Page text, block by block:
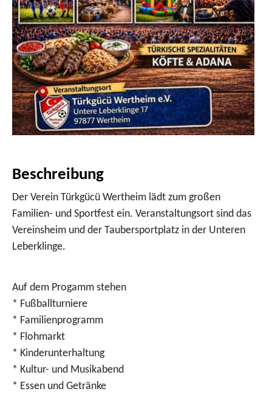
Beschreibung
Der Verein Türkgücü Wertheim lädt zum großen
Familien- und Sportfest ein. Veranstaltungsort sind das
Vereinsheim und der Taubersportplatz in der Unteren
Leberklinge.
Auf dem Progamm stehen
* Fußballturniere
* Familienprogramm
* Flohmarkt
* Kinderunterhaltung
* Kultur- und Musikabend
* Essen und Getränke